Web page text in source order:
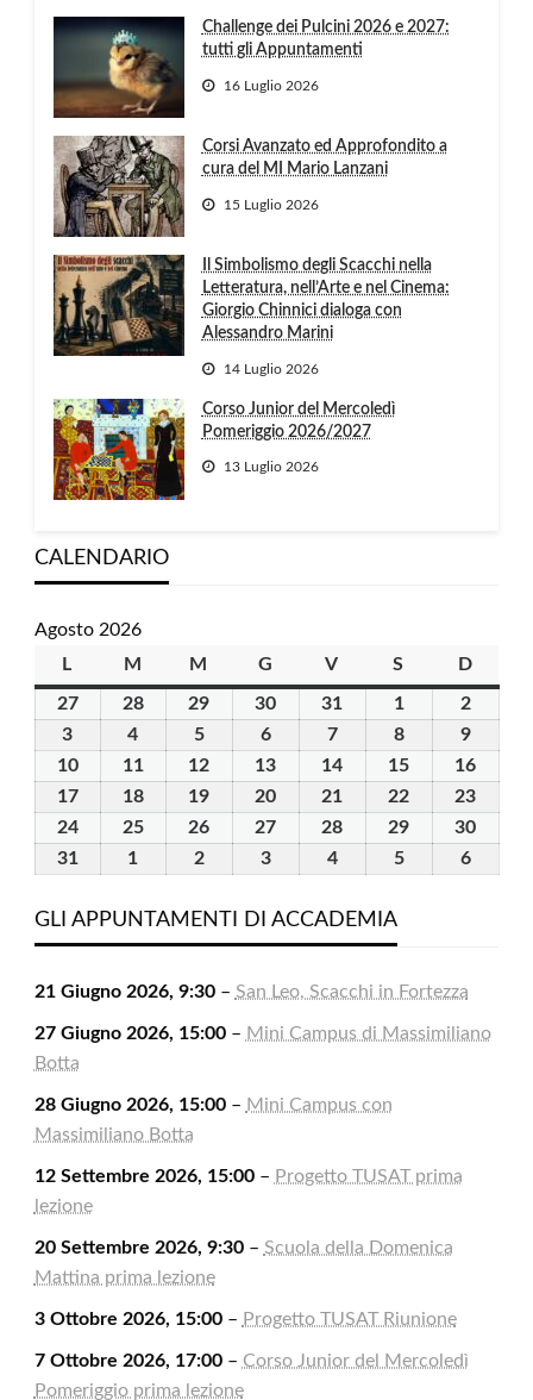
Challenge dei Pulcini 2026 e 2027:
tutti gli Appuntamenti
16 Luglio 2026
Corsi Avanzato ed Approfondito a
cura del MI Mario Lanzani
15 Luglio 2026
Il Simbolismo degli Scacchi nella
Letteratura, nell’Arte e nel Cinema:
Giorgio Chinnici dialoga con
Alessandro Marini
14 Luglio 2026
Corso Junior del Mercoledì
Pomeriggio 2026/2027
13 Luglio 2026
CALENDARIO
Agosto 2026
L
M martedì
M mercoledì
G giovedìV venerdì
S sabatoD
2727
Luglio
2026
2828
29 30 31 11
Agosto
2026
22
Agosto
2026
3
Agosto
2026
4
Agosto
2026
55
Agosto
2026
66
Agosto
2026
77
Agosto
2026
88
Agosto
2026
99
Agosto
2026
1010
Agosto
2026
1111
Agosto
2026
12
Agosto
13
Agosto
14
Agosto
15
Agosto
16
1717
Agosto
1818
Agosto
19
Agosto
20
Agosto
21
Agosto
22
Agosto
23
2424
Agosto
2525
Agosto
26
Agosto
27
Agosto
28
Agosto
29
Agosto
30
3131
2026
1
2026
22
2026
33
2026
44
2026
55
66
GLI APPUNTAMENTI DI ACCADEMIA
21 Giugno 2026, 9:30– San Leo, Scacchi in Fortezza
27 Giugno 2026, 15:00– Mini Campus di Massimiliano
Botta
28 Giugno 2026, 15:00– Mini Campus con
Massimiliano Botta
12 Settembre 2026, 15:00– Progetto TUSAT prima
lezione
20 Settembre 2026, 9:30– Scuola della Domenica
Mattina prima lezione
3 Ottobre 2026, 15:00– Progetto TUSAT Riunione
7 Ottobre 2026, 17:00– Corso Junior del Mercoledì
Pomeriggio prima lezione